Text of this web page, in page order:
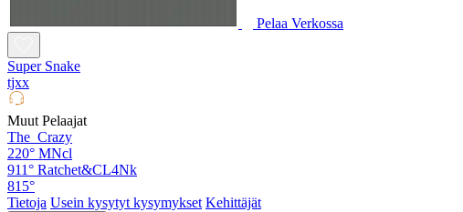
Pelaa Verkossa
Super Snake
tjxx
Muut Pelaajat
The_Crazy
220° MNcl
911° Ratchet&CL4Nk
815°
Tietoja Usein kysytyt kysymykset Kehittäjät